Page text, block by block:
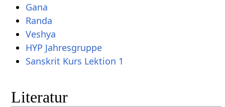
Gana
Randa
Veshya
HYP Jahresgruppe
Sanskrit Kurs Lektion 1
Literatur